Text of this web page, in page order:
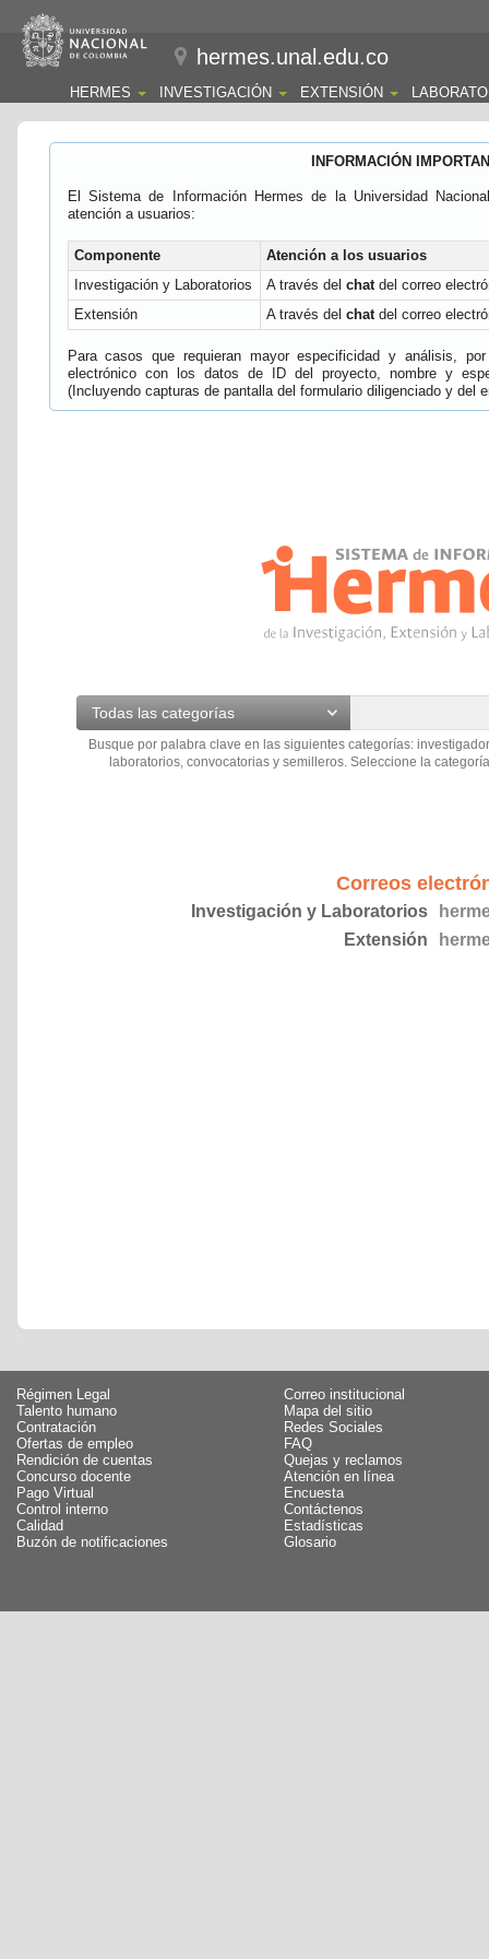
hermes.unal.edu.co
HERMES INVESTIGACIÓN EXTENSIÓN
INFORMACIÓN
El Sistema de Información Hermes de la Universidad
atención a usuarios:
Componente
Atención a los usuarios
Investigación y Laboratorios
A través del chatdel correo
Extensión
A través del chatdel correo
Para casos que requieran mayor especificidad y análisis,
electrónico con los datos de ID del proyecto, nombre y
(Incluyendo capturas de pantalla del formulario diligenciado y del
Todas las categorías
Busque por palabra clave en las siguientes categorías:
laboratorios, convocatorias y semilleros. Seleccione la
Correos
Investigación y Laboratorios
Extensión
Régimen Legal
Talento humano
Contratación
Ofertas de empleo
Rendición de cuentas
Concurso docente
Pago Virtual
Control interno
Calidad
Buzón de notificaciones
Correo institucional
Mapa del sitio
Redes Sociales
FAQ
Quejas y reclamos
Atención en línea
Encuesta
Contáctenos
Estadísticas
Glosario